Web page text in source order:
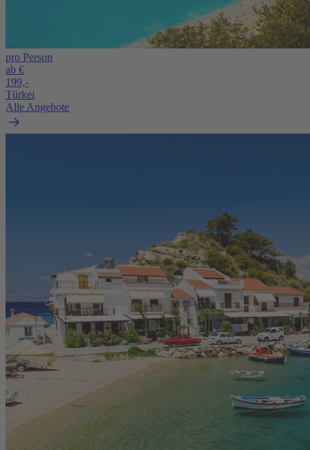
pro Person
ab €
199,-
Türkei
Alle Angebote